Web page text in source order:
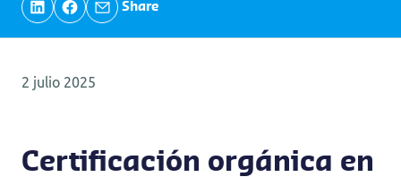
Share
2 julio 2025
Certificación orgánica en